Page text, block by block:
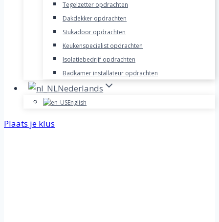
Tegelzetter opdrachten
Dakdekker opdrachten
Stukadoor opdrachten
Keukenspecialist opdrachten
Isolatiebedrijf opdrachten
Badkamer installateur opdrachten
Nederlands
English
Plaats je klus